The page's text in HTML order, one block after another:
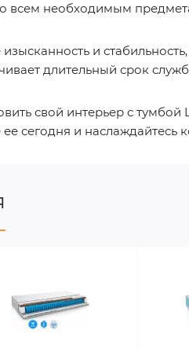
всем необходимым
и
длительный срок
свой интерьер с
ее сегодня и